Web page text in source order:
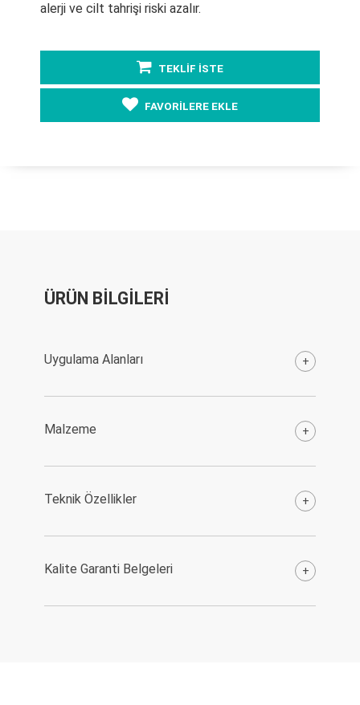
alerji ve cilt tahrişi riski azalır.
TEKLİF İSTE
FAVORİLERE EKLE
ÜRÜN BİLGİLERİ
Uygulama Alanları +
Malzeme +
Teknik Özellikler +
Kalite Garanti Belgeleri +